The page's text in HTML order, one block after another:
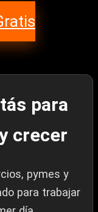
para
crecer
pymes y
para trabajar